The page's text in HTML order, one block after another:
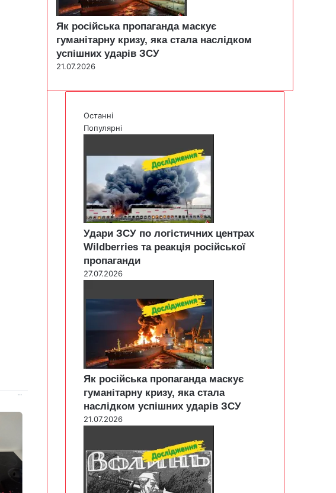
Як російська пропаганда маскує
гуманітарну кризу, яка стала наслідком
успішних ударів ЗСУ
21.07.2026
Останні
Популярні
Удари ЗСУ по логістичних центрах
Wildberries та реакція російської
пропаганди
27.07.2026
Як російська пропаганда маскує
гуманітарну кризу, яка стала
наслідком успішних ударів ЗСУ
21.07.2026